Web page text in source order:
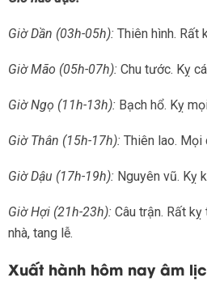
Giờ Dần (03h-05h): Thiên hình. Rất
Giờ Mão (05h-07h): Chu tước. Kỵ
Giờ Ngọ (11h-13h): Bạch hổ. Kỵ
Giờ Thân (15h-17h): Thiên lao. Mọi
Giờ Dậu (17h-19h): Nguyên vũ. Kỵ
Giờ Hợi (21h-23h): Câu trận. Rất
nhà, tang lễ.
Xuất hành hôm nay âm